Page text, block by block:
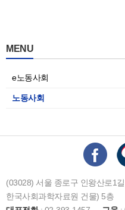
MENU
e노동사회
노동사회
(03028) 서울 종로구 인왕산로1
한국사회과학자료원 건물) 5층